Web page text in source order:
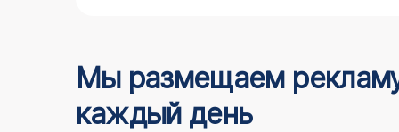
Мы размещаем
каждый день